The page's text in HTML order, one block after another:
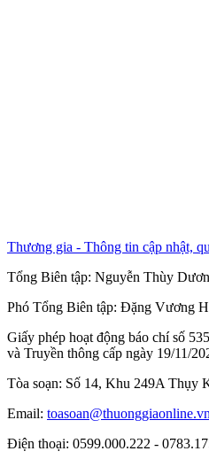
Thương gia - Thông tin cập nhật,
Tổng Biên tập: Nguyễn Thùy
Phó Tổng Biên tập: Đặng Vương
Giấy phép hoạt động báo chí số
và Truyền thông cấp ngày 19/11/
Tòa soạn: Số 14, Khu 249A Thụy
Email: toasoan@thuonggiaonline.vn
Điện thoại: 0599.000.222 -